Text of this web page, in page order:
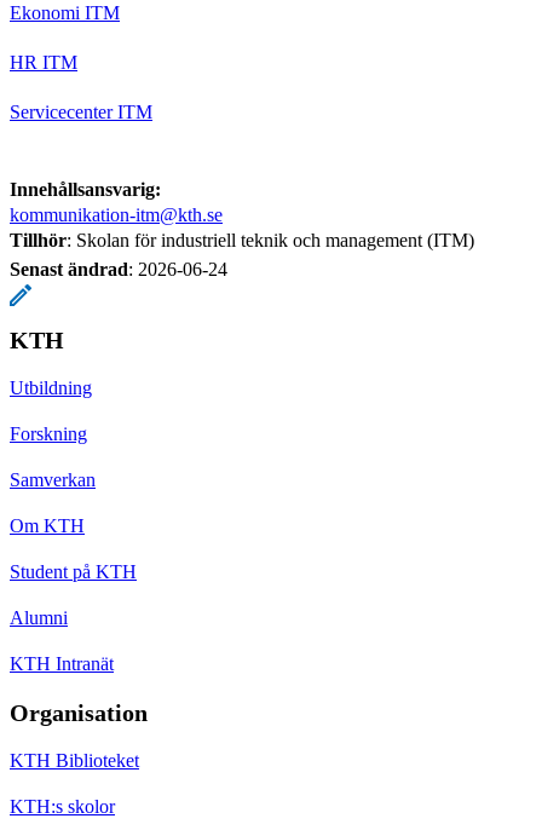
Ekonomi ITM
HR ITM
Servicecenter ITM
Innehållsansvarig:
kommunikation-itm@kth.se
Tillhör: Skolan för industriell teknik och management (ITM)
Senast ändrad: 2026-06-24
KTH
Utbildning
Forskning
Samverkan
Om KTH
Student på KTH
Alumni
KTH Intranät
Organisation
KTH Biblioteket
KTH:s skolor